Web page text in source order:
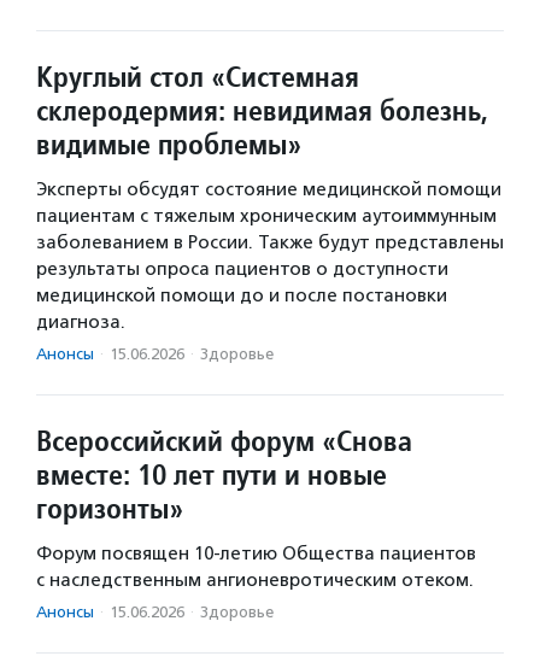
Круглый стол «Системная
склеродермия: невидимая болезнь,
видимые проблемы»
Эксперты обсудят состояние медицинской помощи
пациентам с тяжелым хроническим аутоиммунным
заболеванием в России. Также будут представлены
результаты опроса пациентов о доступности
медицинской помощи до и после постановки
диагноза.
Анонсы · 15.06.2026 · Здоровье
Всероссийский форум «Снова
вместе: 10 лет пути и новые
горизонты»
Форум посвящен 10-летию Общества пациентов
с наследственным ангионевротическим отеком.
Анонсы · 15.06.2026 · Здоровье